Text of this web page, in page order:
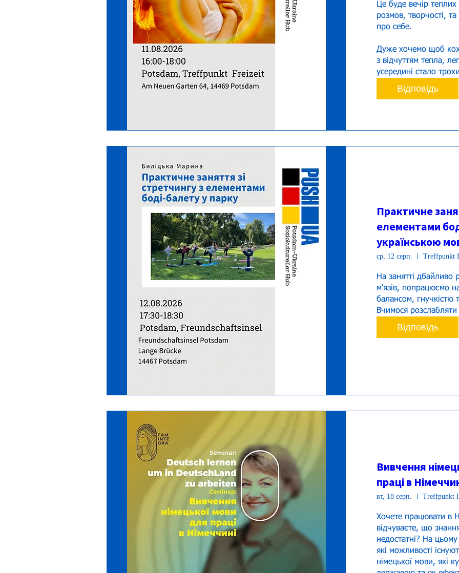
Це буде вечір
розмов, творчості, та
про себе.
Дуже хочемо щоб
з відчуттям тепла,
усередині стало
Відповідь
Практичне
елементами
українською
ср, 12 серп. Treffpunkt
На занятті дбайливо
м'язів, попрацюємо
балансом, гнучкістю
Відповідь
Вивчення
праці в
вт, 18 серп. Treffpunkt
Хочете працювати в
відчуваєте, що
недостатні? На
які можливості
німецької мови, які